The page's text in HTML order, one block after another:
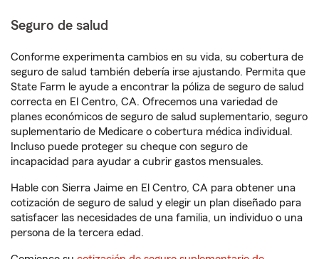
Seguro de salud
Conforme experimenta cambios en su vida, su cobertura de
seguro de salud también debería irse ajustando. Permita que
State Farm le ayude a encontrar la póliza de seguro de salud
correcta en El Centro, CA. Ofrecemos una variedad de
planes económicos de seguro de salud suplementario, seguro
suplementario de Medicare o cobertura médica individual.
Incluso puede proteger su cheque con seguro de
incapacidad para ayudar a cubrir gastos mensuales.
Hable con Sierra Jaime en El Centro, CA para obtener una
cotización de seguro de salud y elegir un plan diseñado para
satisfacer las necesidades de una familia, un individuo o una
persona de la tercera edad.